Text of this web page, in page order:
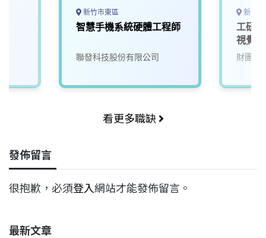
新竹市東區
智慧手機系統硬體工程師
聯發科技股份有限公司
新竹
工研
視覺
S200)
財團法
看更多職缺
發佈留言
很抱歉，必須登入網站才能發佈留言。
最新文章